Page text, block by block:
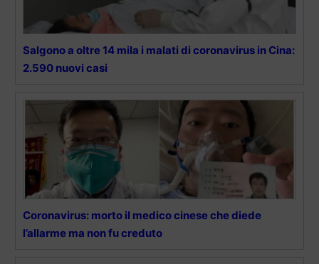
Salgono a oltre 14 mila i malati di coronavirus in Cina:
2.590 nuovi casi
Coronavirus: morto il medico cinese che diede
l’allarme ma non fu creduto